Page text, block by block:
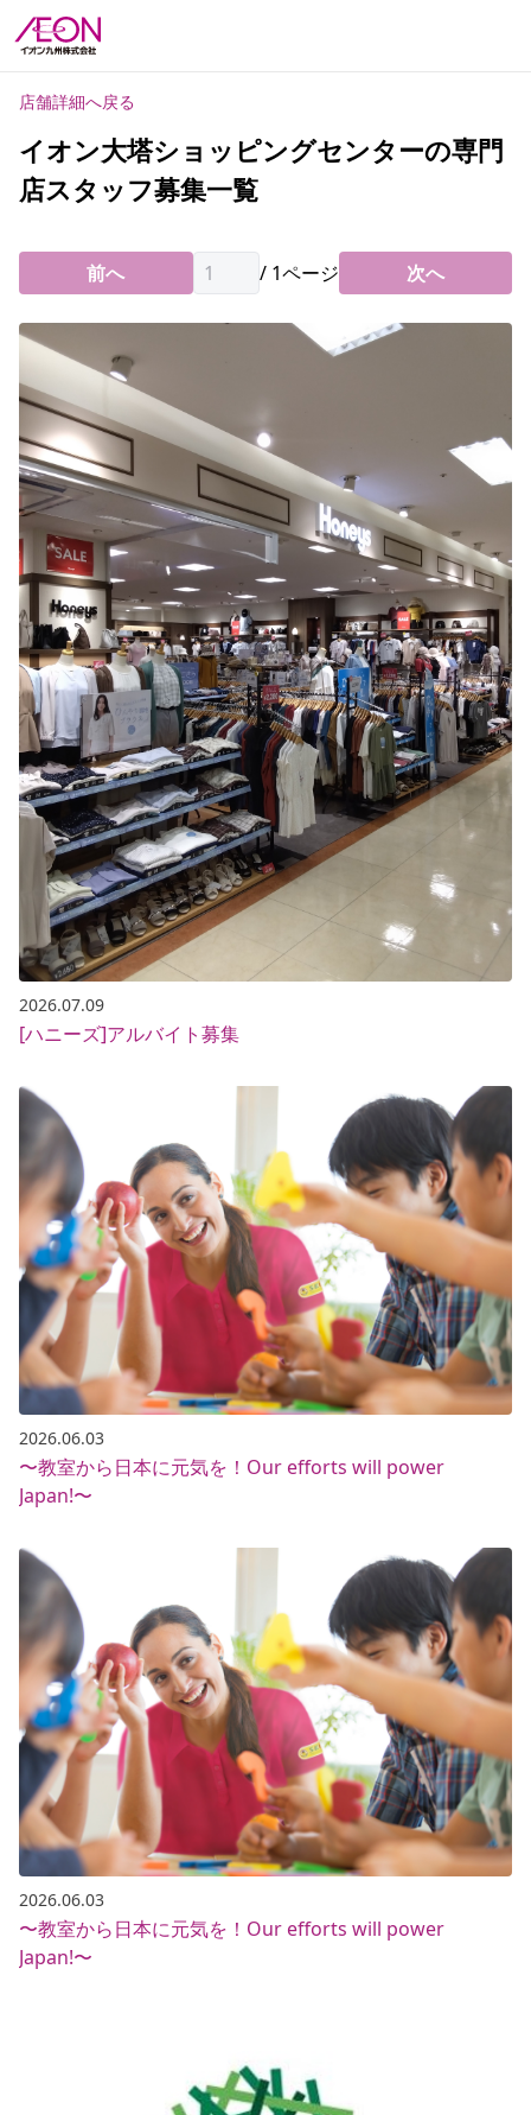
店舗詳細へ戻る
イオン大塔ショッピングセンターの専門
店スタッフ募集一覧
前へ / 1ページ 次へ
2026.07.09
[ハニーズ]アルバイト募集
2026.06.03
〜教室から日本に元気を！Our efforts will power
Japan!〜
2026.06.03
〜教室から日本に元気を！Our efforts will power
Japan!〜